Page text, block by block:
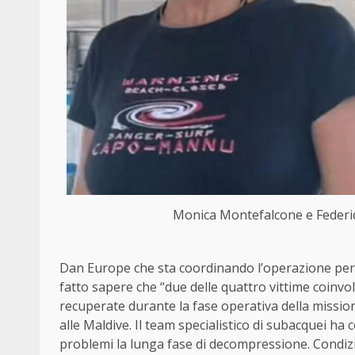
Monica Montefalcone e
Dan Europe che sta coordinando l’operazione
fatto sapere che “due delle quattro vittime
recuperate durante la fase operativa della
alle Maldive. Il team specialistico di subacquei
problemi la lunga fase di decompressione.